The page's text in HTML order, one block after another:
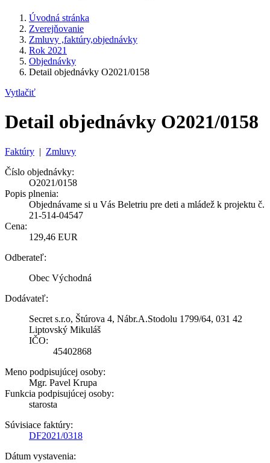
Úvodná stránka
Zverejňovanie
Zmluvy ,faktúry,objednávky
Rok 2021
Objednávky
Detail objednávky O2021/0158
Vytlačiť
Detail objednávky O2021/0158
Faktúry | Zmluvy
Číslo objednávky:
O2021/0158
Popis plnenia:
Objednávame si u Vás Beletriu pre deti a mládež k projektu č.
21-514-04547
Cena:
129,46 EUR
Odberateľ:
Obec Východná
Dodávateľ:
Secret s.r.o, Štúrova 4, Nábr.A.Stodolu 1799/64, 031 42
Liptovský Mikuláš
IČO:
45402868
Meno podpisujúcej osoby:
Mgr. Pavel Krupa
Funkcia podpisujúcej osoby:
starosta
Súvisiace faktúry:
DF2021/0318
Dátum vystavenia: